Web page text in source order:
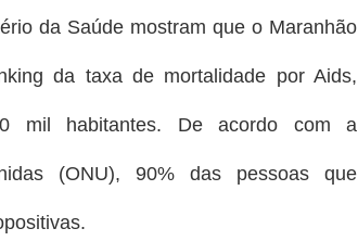
da Saúde mostram que o Maranhão
da taxa de mortalidade por Aids,
mil habitantes. De acordo com a
(ONU), 90% das pessoas que